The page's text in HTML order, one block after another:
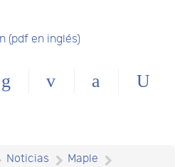
(pdf en inglés)
Noticias
Maple